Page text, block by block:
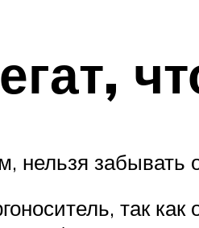
забывать
так